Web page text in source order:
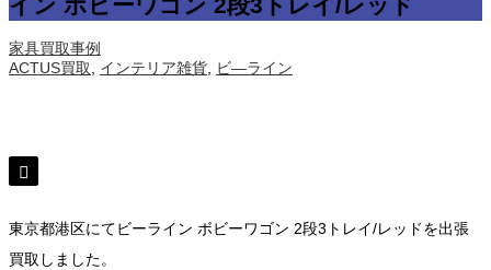
家具買取事例
ACTUS買取, インテリア雑貨, ビ―ライン
東京都港区にてビーライン ボビーワゴン 2段3トレイ/レッドを出張
買取しました。